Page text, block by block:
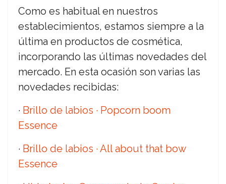
Como es habitual en nuestros
establecimientos, estamos siempre a la
última en productos de cosmética,
incorporando las últimas novedades del
mercado. En esta ocasión son varias las
novedades recibidas:
· Brillo de labios · Popcorn boom
Essence
· Brillo de labios · All about that bow
Essence